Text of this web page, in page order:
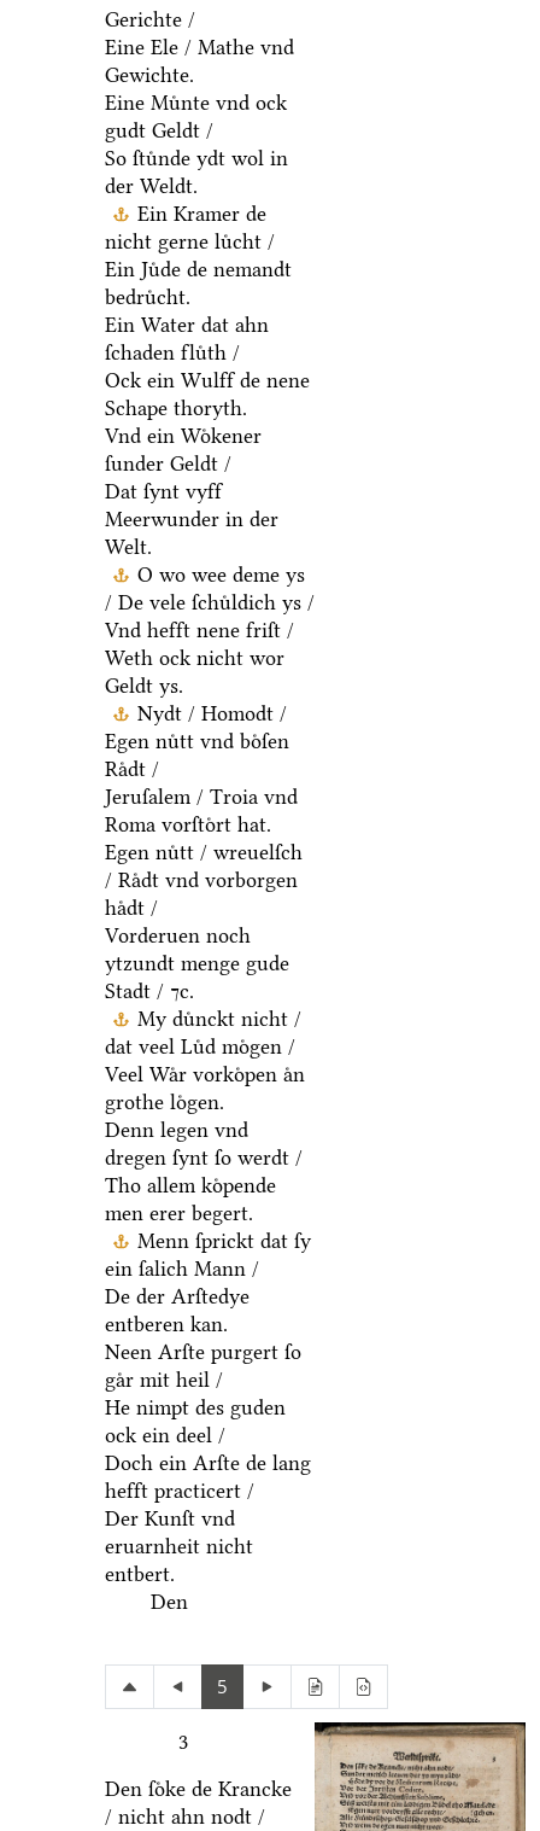
Gerichte /
Eine Ele / Mathe vnd
Gewichte.
Eine Muͤnte vnd ock
gudt Geldt /
So ſtuͤnde ydt wol in
der Weldt.
Ein Kramer de
nicht gerne luͤcht /
Ein Juͤde de nemandt
bedruͤcht.
Ein Water dat ahn
ſchaden fluͤth /
Ock ein Wulff de nene
Schape thoryth.
Vnd ein Woͤkener
ſunder Geldt /
Dat ſynt vyff
Meerwunder in der
Welt.
O wo wee deme ys
/ De vele ſchuͤldich ys /
Vnd hefft nene friſt /
Weth ock nicht wor
Geldt ys.
Nydt / Homodt /
Egen nuͤtt vnd boͤſen
Raͤdt /
Jeruſalem / Troia vnd
Roma vorſtoͤrt hat.
Egen nuͤtt / wreuelſch
/ Raͤdt vnd vorborgen
haͤdt /
Vorderuen noch
ytzundt menge gude
Stadt / ⁊c.
My duͤnckt nicht /
dat veel Luͤd moͤgen /
Veel Waͤr vorkoͤpen aͤn
grothe loͤgen.
Denn legen vnd
dregen ſynt ſo werdt /
Tho allem koͤpende
men erer begert.
Menn ſprickt dat ſy
ein ſalich Mann /
De der Arſtedye
entberen kan.
Neen Arſte purgert ſo
gaͤr mit heil /
He nimpt des guden
ock ein deel /
Doch ein Arſte de lang
hefft practicert /
Der Kunſt vnd
eruarnheit nicht
entbert.
Den
5
3
Den ſoͤke de Krancke
/ nicht ahn nodt /